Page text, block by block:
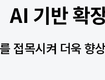
AI 기반 확
접목시켜 더욱 향